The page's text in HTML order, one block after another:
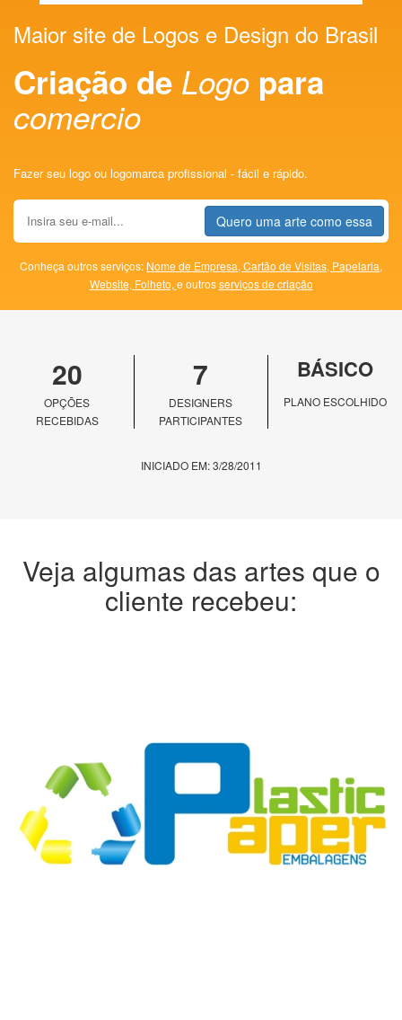
Maior site de Logos e Design do Brasil
Criação de Logo para
comercio
Fazer seu logo ou logomarca profissional - fácil e rápido.
Quero uma arte como essa
Conheça outros serviços: Nome de Empresa, Cartão de Visitas, Papelaria,
Website, Folheto, e outrosserviços de criação
20
OPÇÕES
RECEBIDAS
7
DESIGNERS
PARTICIPANTES
BÁSICO
PLANO ESCOLHIDO
INICIADO EM: 3/28/2011
Veja algumas das artes que o
cliente recebeu: